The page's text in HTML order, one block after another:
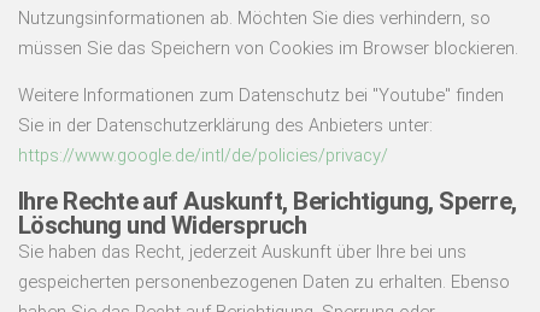
Nutzungsinformationen ab. Möchten Sie dies verhindern, so
müssen Sie das Speichern von Cookies im Browser blockieren.
Weitere Informationen zum Datenschutz bei "Youtube" finden
Sie in der Datenschutzerklärung des Anbieters unter:
https://www.google.de/intl/de/policies/privacy/
Ihre Rechte auf Auskunft, Berichtigung, Sperre,
Löschung und Widerspruch
Sie haben das Recht, jederzeit Auskunft über Ihre bei uns
gespeicherten personenbezogenen Daten zu erhalten. Ebenso